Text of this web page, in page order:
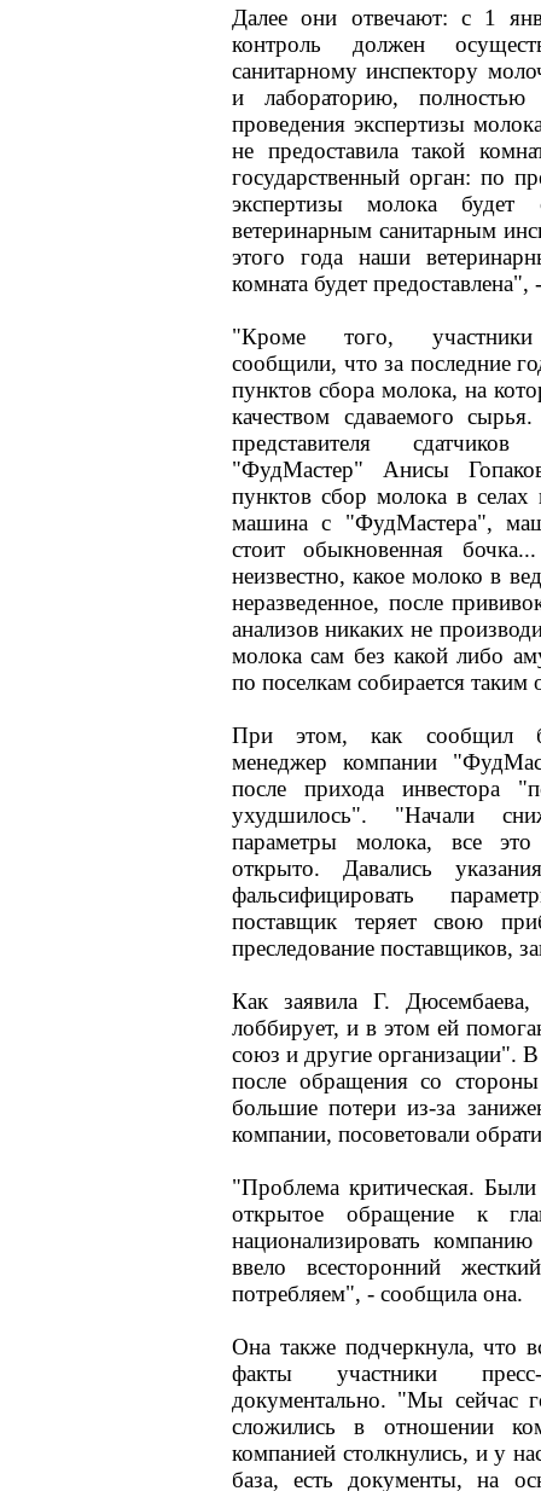
Далее они отвечают: с 1
контроль должен
санитарному инспектору
и лабораторию,
проведения экспертизы
не предоставила такой
государственный орган: по
экспертизы молока будет
ветеринарным санитарным
этого года наши
комната будет предоставлена",
"Кроме того, участники
сообщили, что за последние
пунктов сбора молока, на
качеством сдаваемого
представителя
"ФудМастер" Анисы
пунктов сбор молока в селах
машина с "ФудМастера",
стоит обыкновенная
неизвестно, какое молоко в
неразведенное, после
анализов никаких не
молока сам без какой либо
по поселкам собирается
При этом, как сообщил
менеджер компании
после прихода инвестора
ухудшилось". "Начали
параметры молока, все
открыто. Давались
фальсифицировать
поставщик теряет свою
преследование поставщиков,
Как заявила Г. Дюсембаева,
лоббирует, и в этом ей
союз и другие организации".
после обращения со
большие потери из-за
компании, посоветовали
"Проблема критическая.
открытое обращение к
национализировать
ввело всесторонний
потребляем", - сообщила она.
Она также подчеркнула, что
факты участники
документально. "Мы сейчас
сложились в отношении
компанией столкнулись, и у
база, есть документы, на